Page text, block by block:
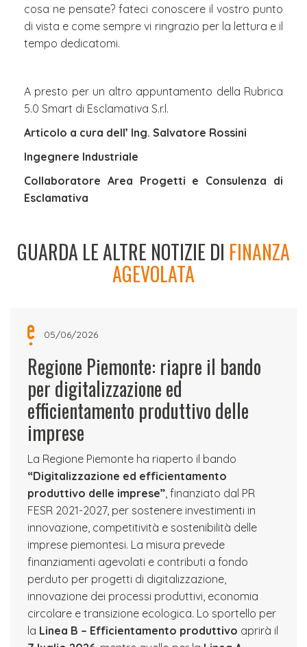
cosa ne pensate? fateci conoscere il vostro punto
di vista e come sempre vi ringrazio per la lettura e il
tempo dedicatomi.
A presto per un altro appuntamento della Rubrica
5.0 Smart di Esclamativa S.r.l.
Articolo a cura dell’ Ing. Salvatore Rossini
Ingegnere Industriale
Collaboratore Area Progetti e Consulenza di
Esclamativa
GUARDA LE ALTRE NOTIZIE DI FINANZA
AGEVOLATA
05/06/2026
Regione Piemonte: riapre il bando
per digitalizzazione ed
efficientamento produttivo delle
imprese
La Regione Piemonte ha riaperto il bando
“Digitalizzazione ed efficientamento
produttivo delle imprese”, finanziato dal PR
FESR 2021-2027, per sostenere investimenti in
innovazione, competitività e sostenibilità delle
imprese piemontesi. La misura prevede
finanziamenti agevolati e contributi a fondo
perduto per progetti di digitalizzazione,
innovazione dei processi produttivi, economia
circolare e transizione ecologica. Lo sportello per
la Linea B – Efficientamento produttivo aprirà il